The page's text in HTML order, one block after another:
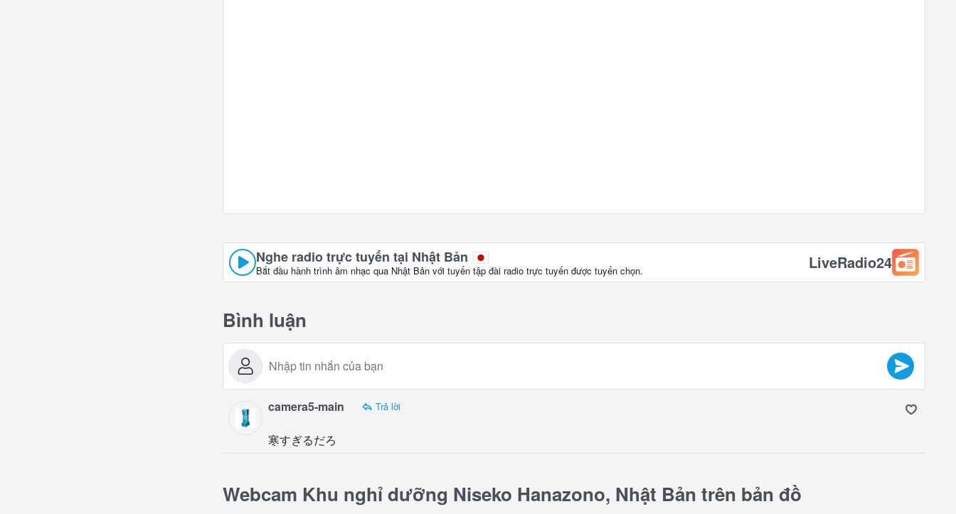
Nghe radio trực tuyến tại Nhật Bản
Bắt đầu hành trình âm nhạc qua Nhật Bản với tuyển tập đài radio trực tuyến được tuyển chọn. LiveRadio24
Bình luận
camera5-main Trả lời
寒すぎるだろ
Webcam Khu nghỉ dưỡng Niseko Hanazono, Nhật Bản trên bản đồ